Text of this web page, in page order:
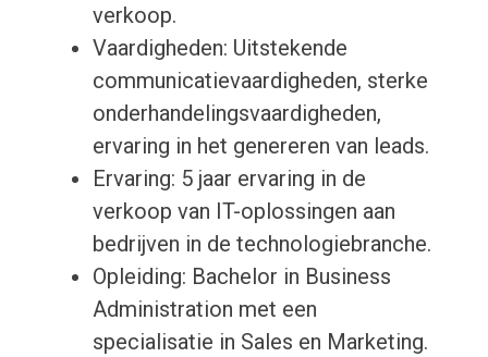
verkoop.
Vaardigheden: Uitstekende
communicatievaardigheden, sterke
onderhandelingsvaardigheden,
ervaring in het genereren van leads.
Ervaring: 5 jaar ervaring in de
verkoop van IT-oplossingen aan
bedrijven in de technologiebranche.
Opleiding: Bachelor in Business
Administration met een
specialisatie in Sales en Marketing.